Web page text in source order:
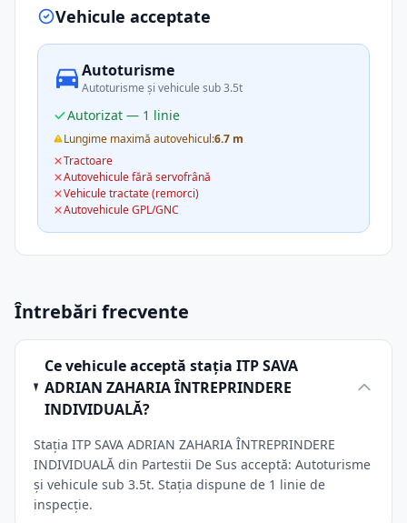
Vehicule acceptate
Autoturisme
Autoturisme și vehicule sub 3.5t
Autorizat — 1 linie
Lungime maximă autovehicul:6.7 m
Tractoare
Autovehicule fără servofrână
Vehicule tractate (remorci)
Autovehicule GPL/GNC
Întrebări frecvente
Ce vehicule acceptă stația ITP SAVA
ADRIAN ZAHARIA ÎNTREPRINDERE
INDIVIDUALĂ?
Stația ITP SAVA ADRIAN ZAHARIA ÎNTREPRINDERE
INDIVIDUALĂ din Partestii De Sus acceptă: Autoturisme
și vehicule sub 3.5t. Stația dispune de 1 linie de
inspecție.